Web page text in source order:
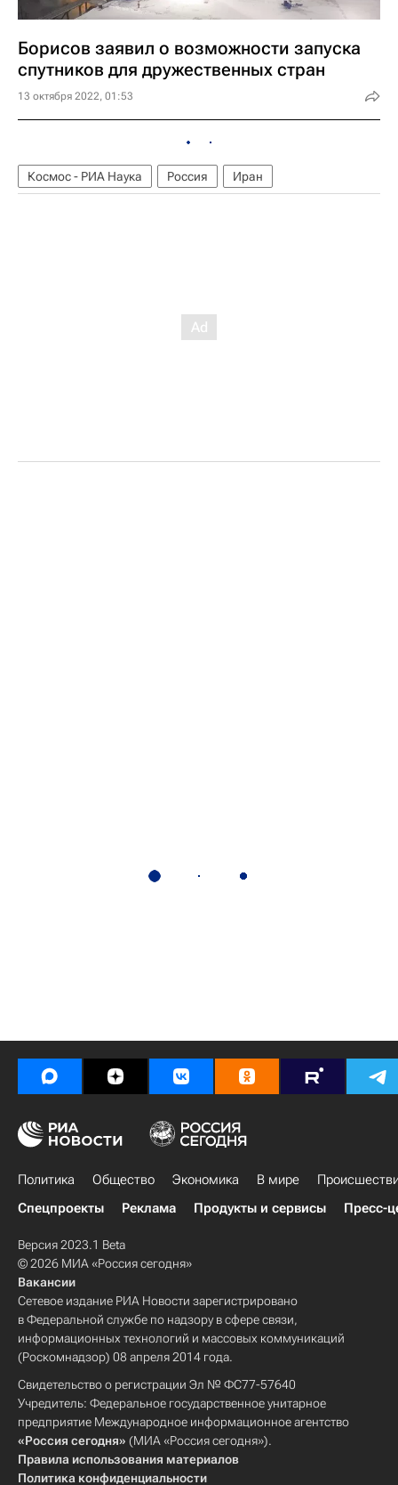
Борисов заявил о возможности запуска
спутников для дружественных стран
13 октября 2022, 01:53
Космос - РИА Наука Россия Иран
Политика Общество Экономика В мире
Спецпроекты
Реклама Продукты и сервисы Пресс-
Версия 2023.1 Beta
© 2026 МИА «Россия сегодня»
Вакансии
Сетевое издание РИА Новости зарегистрировано
в Федеральной службе по надзору в сфере связи,
информационных технологий и массовых коммуникаций
(Роскомнадзор) 08 апреля 2014 года.
Свидетельство о регистрации Эл № ФС77-57640
Учредитель: Федеральное государственное унитарное
предприятие Международное информационное агентство
«Россия сегодня» (МИА «Россия сегодня»).
Правила использования материалов
Политика конфиденциальности